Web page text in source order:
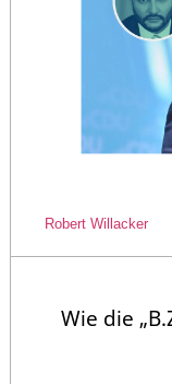
Robert Willacker
Wie die